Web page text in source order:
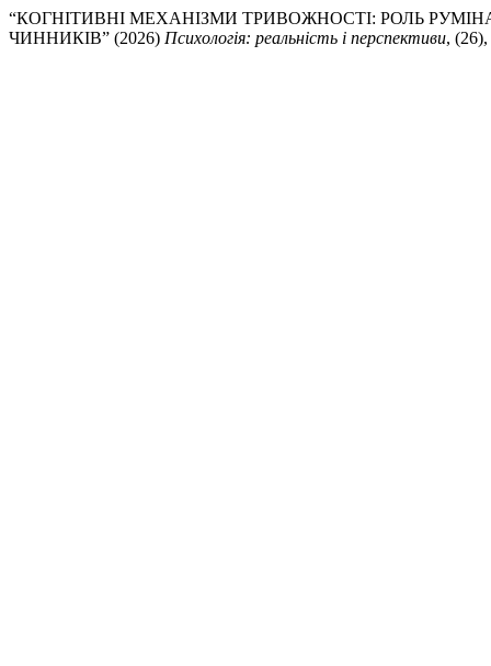
“КОГНІТИВНІ МЕХАНІЗМИ ТРИВОЖНОСТІ: РОЛЬ
ЧИННИКІВ” (2026) Психологія: реальність і перспективи,